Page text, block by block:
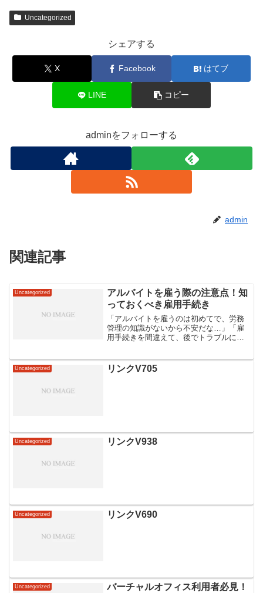
Uncategorized
シェアする
X Facebook はてブ
LINE コピー
adminをフォローする
admin
関連記事
Uncategorized
アルバイトを雇う際の注意点！知
っておくべき雇用手続き
「アルバイトを雇うのは初めてで、労務
管理の知識がないから不安だな…」「雇
用手続きを間違えて、後でトラブルにな
要な一歩となります。しかし、適切な雇
用手続きを知らないまま採...
Uncategorized リンクV705
Uncategorized リンクV938
Uncategorized リンクV690
Uncategorized
バーチャルオフィス利用者必見！